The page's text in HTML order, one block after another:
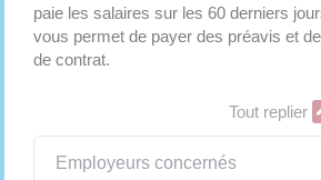
paie les salaires sur les 60 derniers
vous permet de payer des préavis et
de contrat.
Tout replier
Employeurs concernés